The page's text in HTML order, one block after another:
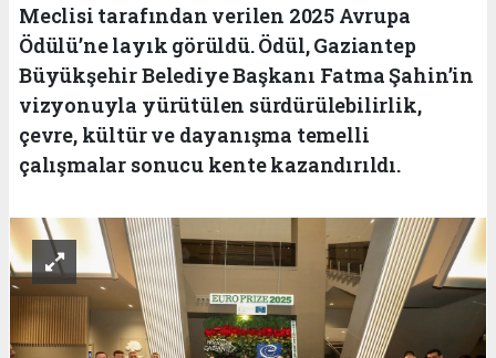
Meclisi tarafından verilen 2025 Avrupa
Ödülü’ne layık görüldü. Ödül, Gaziantep
Büyükşehir Belediye Başkanı Fatma Şahin’in
vizyonuyla yürütülen sürdürülebilirlik,
çevre, kültür ve dayanışma temelli
çalışmalar sonucu kente kazandırıldı.